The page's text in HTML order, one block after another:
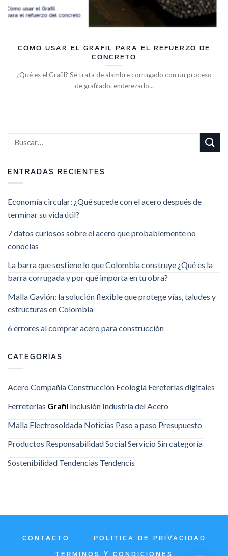
CÓMO USAR EL GRAFIL PARA EL REFUERZO DE
CONCRETO
¿Qué es el Grafil? Se trata de alambre corrugado con un proceso
de grafilado, enderezado...
ENTRADAS RECIENTES
Economía circular: ¿Qué sucede con el acero después de
terminar su vida útil?
7 datos curiosos sobre el acero que probablemente no
conocías
La barra que sostiene lo que Colombia construye ¿Qué es la
barra corrugada y por qué importa en tu obra?
Malla Gavión: la solución flexible que protege vías, taludes y
estructuras en Colombia
6 errores al comprar acero para construcción
CATEGORÍAS
Acero CompañíaConstrucción Ecología Fereterías digitales
Ferreterías Grafil Inclusión Industria del Acero
Malla Electrosoldada Noticias Paso a paso Presupuesto
Productos Responsabilidad SocialServicio Sin categoría
Sostenibilidad Tendencias Tendencis
CONTACTO POLÍTICA DE PRIVACIDAD
TÉRMINOS Y CONDICIONES